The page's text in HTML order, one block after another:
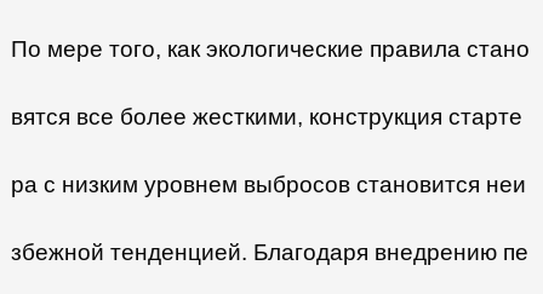
По мере того, как экологические правила стано
вятся все более жесткими, конструкция старте
ра с низким уровнем выбросов становится неи
збежной тенденцией. Благодаря внедрению пе